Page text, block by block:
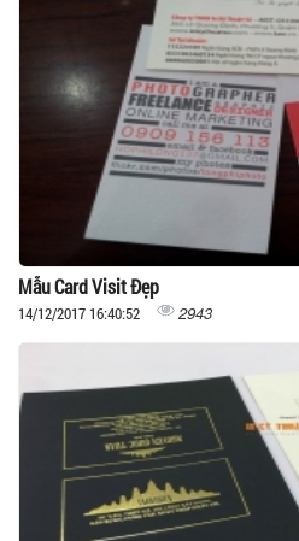
Mẫu Card Visit Đẹp
14/12/2017 16:40:52 2943